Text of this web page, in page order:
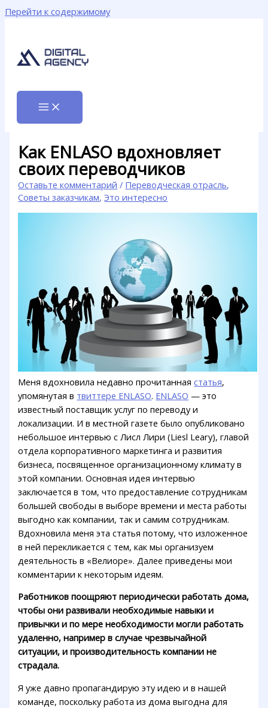
Перейти к содержимому
Как ENLASO вдохновляет
своих переводчиков
Оставьте комментарий / Переводческая отрасль,
Советы заказчикам,Это интересно
Меня вдохновила недавно прочитаннаястатья,
упомянутая в твиттере ENLASO. ENLASO — это
известный поставщик услуг по переводу и
локализации. И в местной газете было опубликовано
небольшое интервью с Лисл Лири (Liesl Leary), главой
отдела корпоративного маркетинга и развития
бизнеса, посвященное организационному климату в
этой компании. Основная идея интервью
заключается в том, что предоставление сотрудникам
большей свободы в выборе времени и места работы
выгодно как компании, так и самим сотрудникам.
Вдохновила меня эта статья потому, что изложенное
в ней перекликается с тем, как мы организуем
деятельность в «Велиоре». Далее приведены мои
комментарии к некоторым идеям.
Работников поощряют периодически работать дома,
чтобы они развивали необходимые навыки и
привычки и по мере необходимости могли работать
удаленно, например в случае чрезвычайной
ситуации, и производительность компании не
страдала.
Я уже давно пропагандирую эту идею и в нашей
команде, поскольку работа из дома выгодна для